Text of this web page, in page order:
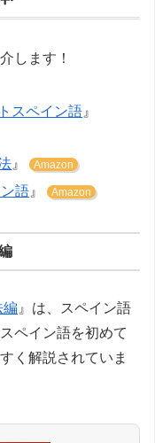
します！
スペイン語 』
』 Amazon
語 』 Amazon
編 』は、スペイン語
ペイン語を初めて
く解説されていま